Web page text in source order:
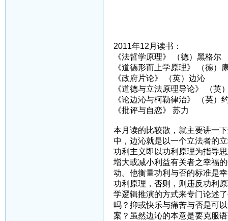
2011年12月读书：
《法哲学原理》 （德）黑格尔
《道德形而上学原理》 （德）
《政府片论》 （英）边沁
《道德与立法原理导论》 （英
《论边沁与柯勒律治》 （英）
《批评与自恋》 苏力
本月读的比较散，就主要讲一
中，边沁就是以一个立法者的
功利主义即以功利原理为指导
增大或减小利益有关者之幸福
动。他衡量功利与否的标准是
功利原理，否则，则违反功利
学逻辑推演的方式来专门论述
吗？抑或快乐与痛苦与否是可
案？虽然边沁的本意是要克服